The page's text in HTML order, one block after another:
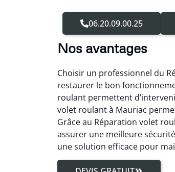
06.20.09.00.25
Nos avantages
Choisir un professionnel du
restaurer le bon
roulant permettent
volet roulant à Mauriac
Grâce au Réparation volet
assurer une meilleure
une solution efficace pour